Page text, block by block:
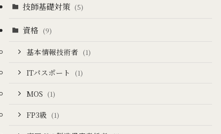
技師基礎対策 (5)
資格 (9)
基本情報技術者 (1)
ITパスポート (1)
MOS (1)
FP3級 (1)